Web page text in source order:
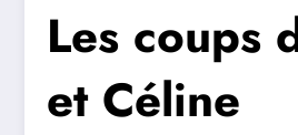
Les coups
et Céline